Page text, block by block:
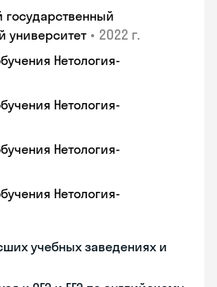
государственный
университет • 2022 г.
Нетология-
Нетология-
Нетология-
Нетология-
учебных заведениях и